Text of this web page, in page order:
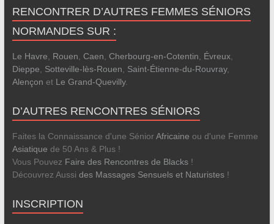
RENCONTRER D’AUTRES FEMMES SÉNIORS
NORMANDES SUR :
Le Havre Rouen Caen Cherbourg-en-Cotentin Évreux,
Dieppe
Sotteville-lès-Rouen Saint-Étienne-du-Rouvray,
Alençon et Le Grand-Quevilly.
D’AUTRES RENCONTRES SÉNIORS
Faites la Connaissance d'une SéniorAfricaine ou d'une Femme
Asiatique de 50 Ans & Plus !
Vous Pouvez Faire des Rencontres de Blacks!
Découvrez Aussi des Massages Sensuels et Naturistes!
INSCRIPTION